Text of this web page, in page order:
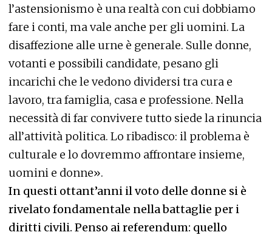
l’astensionismo è una realtà con cui dobbiamo
fare i conti, ma vale anche per gli uomini. La
disaffezione alle urne è generale. Sulle donne,
votanti e possibili candidate, pesano gli
incarichi che le vedono dividersi tra cura e
lavoro, tra famiglia, casa e professione. Nella
necessità di far convivere tutto siede la rinuncia
all’attività politica. Lo ribadisco: il problema è
culturale e lo dovremmo affrontare insieme,
uomini e donne».
In questi ottant’anni il voto delle donne si è
rivelato fondamentale nella battaglie per i
diritti civili. Penso ai referendum: quello